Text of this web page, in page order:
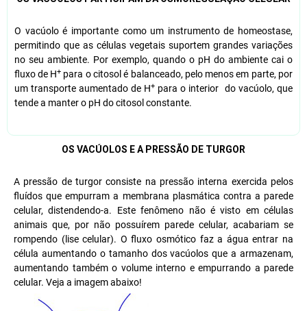
O vacúolo é importante como um instrumento de homeostase,
permitindo que as células vegetais suportem grandes variações
no seu ambiente. Por exemplo, quando o pH do ambiente cai o
fluxo de H+ para o citosol é balanceado, pelo menos em parte, por
um transporte aumentado de H+ para o interior do vacúolo, que
tende a manter o pH do citosol constante.
OS VACÚOLOS E A PRESSÃO DE TURGOR
A pressão de turgor consiste na pressão interna exercida pelos
fluídos que empurram a membrana plasmática contra a parede
celular, distendendo-a. Este fenômeno não é visto em células
animais que, por não possuírem parede celular, acabariam se
rompendo (lise celular). O fluxo osmótico faz a água entrar na
célula aumentando o tamanho dos vacúolos que a armazenam,
aumentando também o volume interno e empurrando a parede
celular. Veja a imagem abaixo!